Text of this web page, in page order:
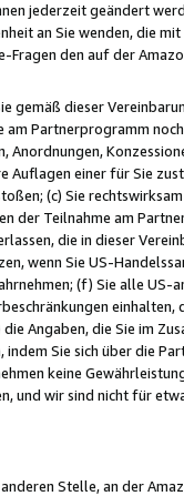
jederzeit geändert
an Sie wenden, die
Fragen den auf der
gemäß dieser
am Partnerprogramm
Anordnungen,
Auflagen einer für Sie
(c) Sie
der Teilnahme am
die in dieser
wenn Sie US-
(f) Sie alle
Angaben, die Sie im
indem Sie sich über die
keine
und wir sind nicht für
Stelle, an der